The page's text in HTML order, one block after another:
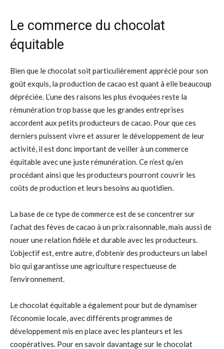
Le commerce du chocolat
équitable
Bien que le chocolat soit particulièrement apprécié pour son
goût exquis, la production de cacao est quant à elle beaucoup
dépréciée. L’une des raisons les plus évoquées reste la
rémunération trop basse que les grandes entreprises
accordent aux petits producteurs de cacao. Pour que ces
derniers puissent vivre et assurer le développement de leur
activité, il est donc important de veiller à un commerce
équitable avec une juste rémunération. Ce n’est qu’en
procédant ainsi que les producteurs pourront couvrir les
coûts de production et leurs besoins au quotidien.
La base de ce type de commerce est de se concentrer sur
l’achat des fèves de cacao à un prix raisonnable, mais aussi de
nouer une relation fidèle et durable avec les producteurs.
L’objectif est, entre autre, d’obtenir des producteurs un label
bio qui garantisse une agriculture respectueuse de
l’environnement.
Le chocolat équitable a également pour but de dynamiser
l’économie locale, avec différents programmes de
développement mis en place avec les planteurs et les
coopératives. Pour en savoir davantage sur le chocolat